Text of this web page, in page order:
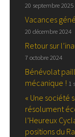
20 septembre 2025
Vacances
20 décembre 2024
Retour sur
7 octobre 2024
Bénévolat
mécanique ! 1
« Une société
résolument
l’Heureux
positions du